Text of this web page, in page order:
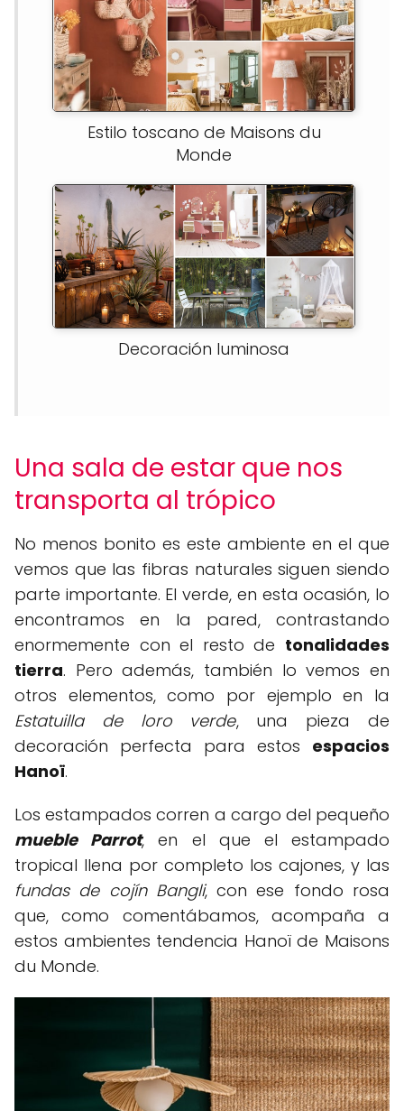
Estilo toscano de Maisons du
Monde
Decoración luminosa
Una sala de estar que nos
transporta al trópico
No menos bonito es este ambiente en el que
vemos que las fibras naturales siguen siendo
parte importante. El verde, en esta ocasión, lo
encontramos en la pared, contrastando
enormemente con el resto de tonalidades
tierra. Pero además, también lo vemos en
otros elementos, como por ejemplo en la
Estatuilla de loro verde, una pieza de
decoración perfecta para estos espacios
Hanoï.
Los estampados corren a cargo del pequeño
mueble Parrot, en el que el estampado
tropical llena por completo los cajones, y las
fundas de cojín Bangli, con ese fondo rosa
que, como comentábamos, acompaña a
estos ambientes tendencia Hanoï de Maisons
du Monde.